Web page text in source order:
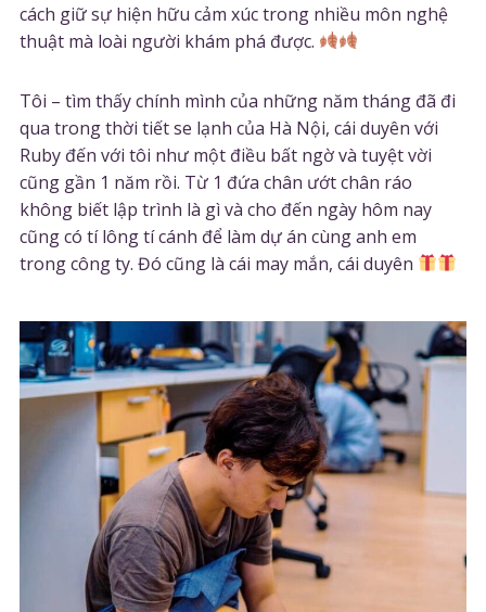
cách giữ sự hiện hữu cảm xúc trong nhiều môn nghệ
thuật mà loài người khám phá được.
Tôi – tìm thấy chính mình của những năm tháng đã đi
qua trong thời tiết se lạnh của Hà Nội, cái duyên với
Ruby đến với tôi như một điều bất ngờ và tuyệt vời
cũng gần 1 năm rồi. Từ 1 đứa chân ướt chân ráo
không biết lập trình là gì và cho đến ngày hôm nay
cũng có tí lông tí cánh để làm dự án cùng anh em
trong công ty. Đó cũng là cái may mắn, cái duyên